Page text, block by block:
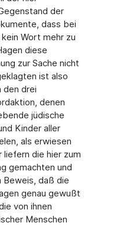
der
dass bei
Wort mehr zu
diese
zur Sache nicht
ist also
den drei
denen
jüdische
Kinder aller
als erwiesen
liefern die hier zum
gemachten und
Beweis, daß die
genau gewußt
von ihnen
Menschen